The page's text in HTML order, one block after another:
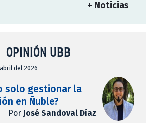
+ Noticias
OPINIÓN UBB
del 2026
solo gestionar la
en Ñuble?
Por José Sandoval Díaz